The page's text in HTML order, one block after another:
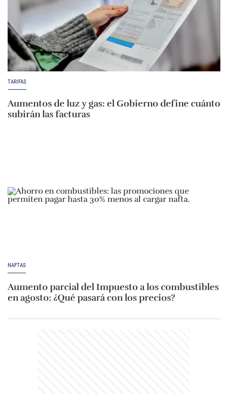
TARIFAS
Aumentos de luz y gas: el Gobierno define cuánto
subirán las facturas
NAFTAS
Aumento parcial del Impuesto a los combustibles
en agosto: ¿Qué pasará con los precios?